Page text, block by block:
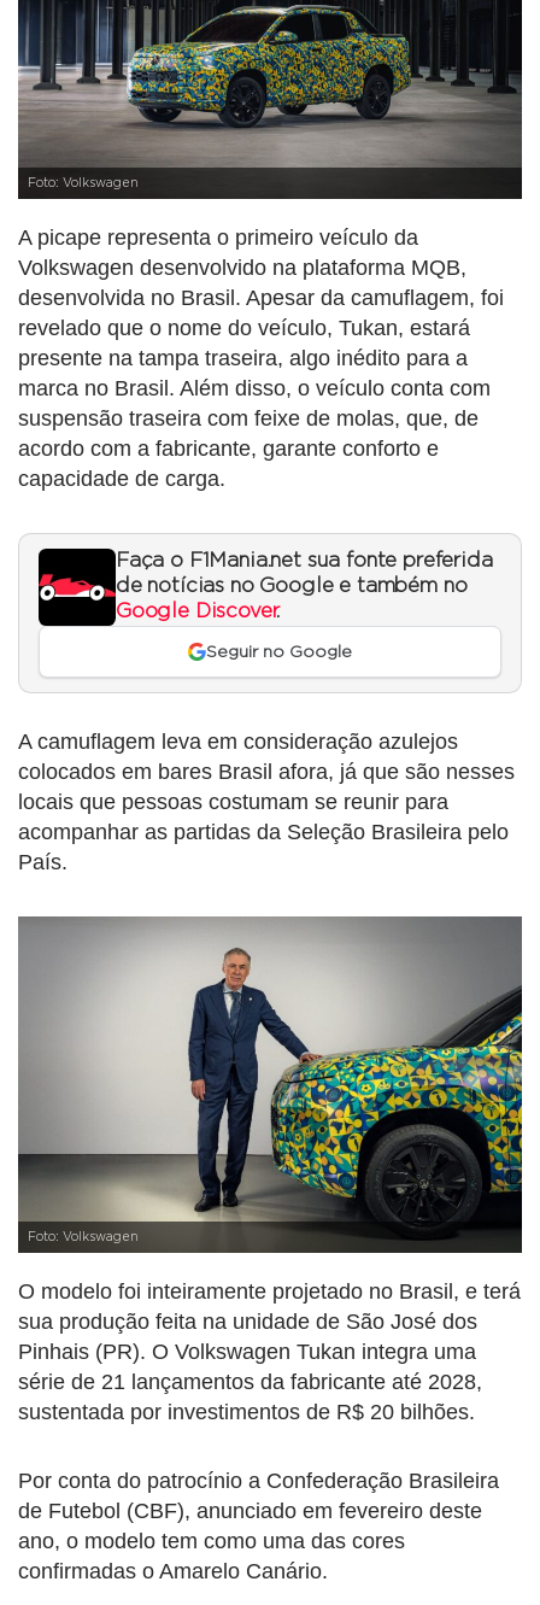
Foto: Volkswagen
A picape representa o primeiro veículo da
Volkswagen desenvolvido na plataforma MQB,
desenvolvida no Brasil. Apesar da camuflagem, foi
revelado que o nome do veículo, Tukan, estará
presente na tampa traseira, algo inédito para a
marca no Brasil. Além disso, o veículo conta com
suspensão traseira com feixe de molas, que, de
acordo com a fabricante, garante conforto e
capacidade de carga.
Faça o F1Mania.net sua fonte preferida
de notícias no Google e também no
Google Discover.
Seguir no Google
A camuflagem leva em consideração azulejos
colocados em bares Brasil afora, já que são nesses
locais que pessoas costumam se reunir para
acompanhar as partidas da Seleção Brasileira pelo
País.
Foto: Volkswagen
O modelo foi inteiramente projetado no Brasil, e terá
sua produção feita na unidade de São José dos
Pinhais (PR). O Volkswagen Tukan integra uma
série de 21 lançamentos da fabricante até 2028,
sustentada por investimentos de R$ 20 bilhões.
Por conta do patrocínio a Confederação Brasileira
de Futebol (CBF), anunciado em fevereiro deste
ano, o modelo tem como uma das cores
confirmadas o Amarelo Canário.